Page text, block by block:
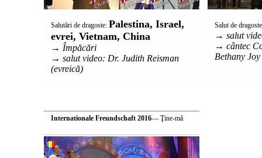
Salutări de dragoste: Palestina, Israel,
evrei, Vietnam, China
→ Împăcări
→ salut video: Dr. Judith Reisman
(evreică)
Salut de
→ salut
→ cântec
Bethany
Internationale Freundschaft 2016— Ţine-mă